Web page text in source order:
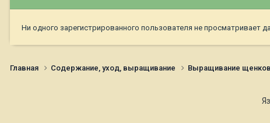
Ни одного зарегистрированного пользователя не просматривает
Главная Содержание, уход, выращивание Выращивание щенков